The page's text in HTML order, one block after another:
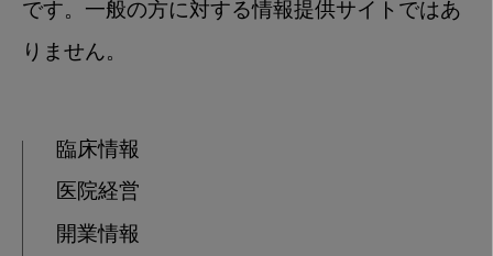
です。一般の方に対する情報提供サイトではあ
りません。
臨床情報
医院経営
開業情報